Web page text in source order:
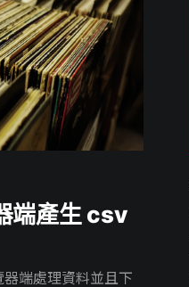
端產生 csv
端處理資料並且下